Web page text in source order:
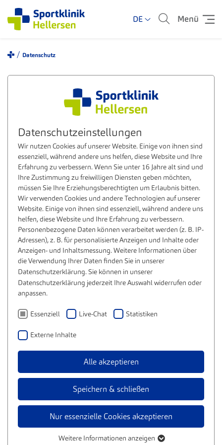
DE Menü
Datenschutz
Datenschutzeinstellungen
Wir nutzen Cookies auf unserer Website. Einige von ihnen sind
essenziell, während andere uns helfen, diese Website und Ihre
Erfahrung zu verbessern. Wenn Sie unter 16 Jahre alt sind und
Ihre Zustimmung zu freiwilligen Diensten geben möchten,
müssen Sie Ihre Erziehungsberechtigten um Erlaubnis bitten.
Wir verwenden Cookies und andere Technologien auf unserer
Website. Einige von ihnen sind essenziell, während andere uns
helfen, diese Website und Ihre Erfahrung zu verbessern.
Personenbezogene Daten können verarbeitet werden (z. B. IP-
Adressen), z. B. für personalisierte Anzeigen und Inhalte oder
Anzeigen- und Inhaltsmessung. Weitere Informationen über
die Verwendung Ihrer Daten finden Sie in unserer
Datenschutzerklärung. Sie können in unserer
Datenschutzerklärung jederzeit Ihre Auswahl widerrufen oder
anpassen.
Essenziell Live-Chat Statistiken
Externe Inhalte
Alle akzeptieren
Speichern & schließen
Nur essenzielle Cookies akzeptieren
Weitere Informationen anzeigen